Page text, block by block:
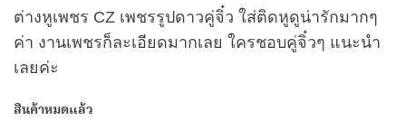
ต่างหูเพชร CZ เพชรรูปดาวคู่จิ๋ว ใส่ติดหูดูน่ารักมากๆ
ค่า งานเพชรก็ละเอียดมากเลย ใครชอบคู่จิ๋วๆ แนะนำ
เลยค่ะ
สินค้าหมดแล้ว